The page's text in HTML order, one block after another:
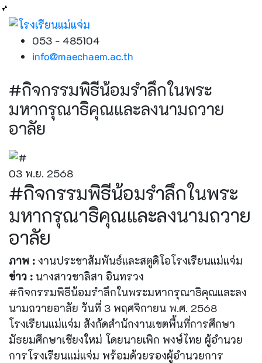
053 - 485104
info@maechaem.ac.th
#กิจกรรมพิธีน้อมรำลึกในพระ
มหากรุณาธิคุณและลงนามถวาย
อาลัย
03 พ.ย. 2568
#กิจกรรมพิธีน้อมรำลึกในพระ
มหากรุณาธิคุณและลงนามถวาย
อาลัย
ภาพ : งานประชาสัมพันธ์และสตูดิโอโรงเรียนแม่แจ่ม
ข่าว : นางสาวชาลิสา อินทรวง
#กิจกรรมพิธีน้อมรำลึกในพระมหากรุณาธิคุณและลง
นามถวายอาลัย วันที่ 3 พฤศจิกายน พ.ศ. 2568
โรงเรียนแม่แจ่ม สังกัดสำนักงานเขตพื้นที่การศึกษา
มัธยมศึกษาเชียงใหม่ โดยนายเพิก พงษ์ไทย ผู้อำนวย
การโรงเรียนแม่แจ่ม พร้อมด้วยรองผู้อำนวยการ